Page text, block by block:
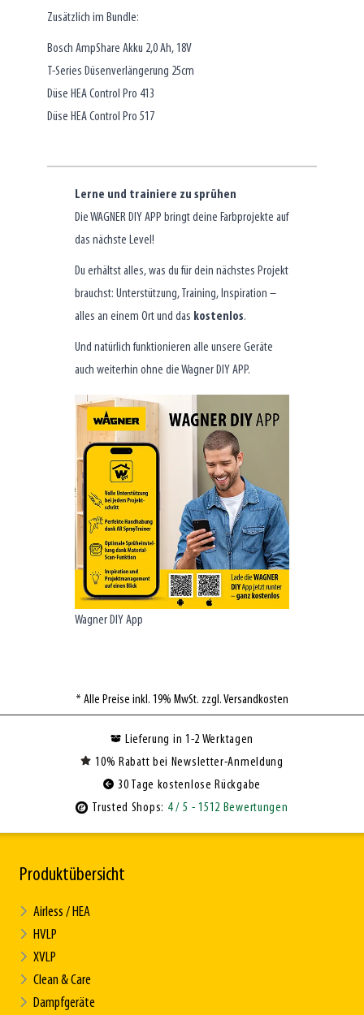
Zusätzlich im Bundle:
Bosch AmpShare Akku 2,0 Ah, 18V
T-Series Düsenverlängerung 25cm
Düse HEA Control Pro 413
Düse HEA Control Pro 517
Lerne und trainiere zu sprühen
Die WAGNER DIY APP bringt deine Farbprojekte auf
das nächste Level!
Du erhältst alles, was du für dein nächstes Projekt
brauchst: Unterstützung, Training, Inspiration –
alles an einem Ort und das kostenlos.
Und natürlich funktionieren alle unsere Geräte
auch weiterhin ohne die Wagner DIY APP.
Wagner DIY App
* Alle Preise inkl. 19% MwSt. zzgl. Versandkosten
Lieferung in 1-2 Werktagen
10% Rabatt bei Newsletter-Anmeldung
30 Tage kostenlose Rückgabe
Trusted Shops: 4/ 5 - 1512 Bewertungen
Produktübersicht
Airless / HEA
HVLP
XVLP
Clean & Care
Dampfgeräte